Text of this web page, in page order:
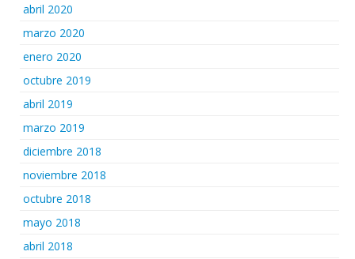
abril 2020
marzo 2020
enero 2020
octubre 2019
abril 2019
marzo 2019
diciembre 2018
noviembre 2018
octubre 2018
mayo 2018
abril 2018